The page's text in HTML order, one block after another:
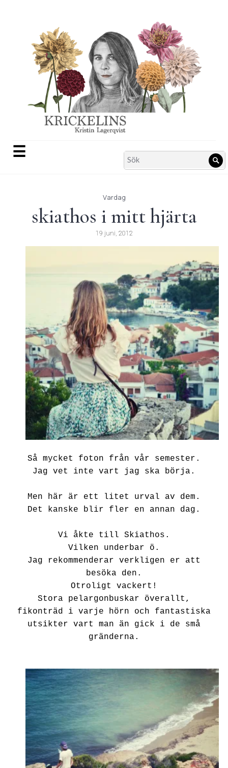
☰
Search
for:
Vardag
skiathos i mitt hjärta
19 juni, 2012
Så mycket foton från vår semester.
Jag vet inte vart jag ska börja.
Men här är ett litet urval av dem.
Det kanske blir fler en annan dag.
Vi åkte till Skiathos.
Vilken underbar ö.
Jag rekommenderar verkligen er att
besöka den.
Otroligt vackert!
Stora pelargonbuskar överallt,
fikonträd i varje hörn och fantastiska
utsikter vart man än gick i de små
gränderna.